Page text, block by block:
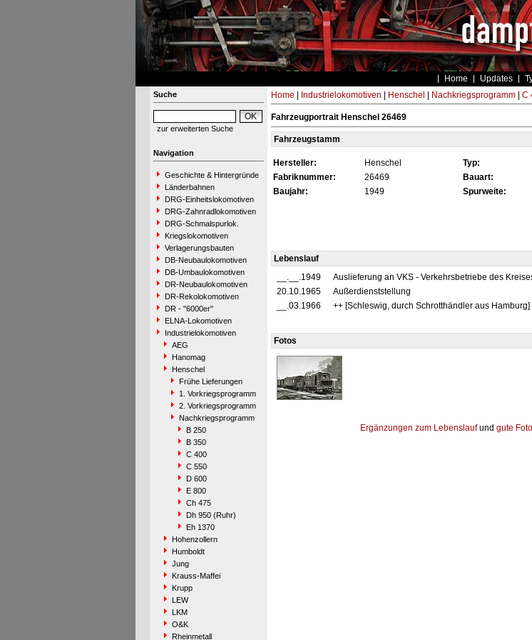
Home Updates
Suche
zur erweiterten Suche
Navigation
Geschichte & Hintergründe
Länderbahnen
DRG-Einheitslokomotiven
DRG-Zahnradlokomotiven
DRG-Schmalspurlok.
Kriegslokomotiven
Verlagerungsbauten
DB-Neubaulokomotiven
DB-Umbaulokomotiven
DR-Neubaulokomotiven
DR-Rekolokomotiven
DR - "6000er"
ELNA-Lokomotiven
Industrielokomotiven
AEG
Hanomag
Henschel
Frühe Lieferungen
1. Vorkriegsprogramm
2. Vorkriegsprogramm
Nachkriegsprogramm
B 250
B 350
C 400
C 550
D 600
E 800
Ch 475
Dh 950 (Ruhr)
Eh 1370
Hohenzollern
Humboldt
Jung
Krauss-Maffei
Krupp
LEW
LKM
O&K
Rheinmetall
Home Industrielokomotiven Henschel Nachkriegsprogramm| C
Fahrzeugportrait Henschel 26469
Fahrzeugstamm
Hersteller: Henschel Typ:
Fabriknummer:
26469 Bauart:
Baujahr:
1949 Spurweite:
Lebenslauf
__.__.1949
Auslieferung an VKS - Verkehrsbetriebe des
20.10.1965
Außerdienststellung
__.03.1966
++ [Schleswig, durch Schrotthändler aus Hamburg]
Fotos
Ergänzungen zum Lebenslaufund gute